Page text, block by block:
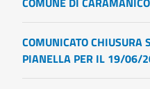
COMUNICATO CHIUSURA
PIANELLA PER IL 19/06/